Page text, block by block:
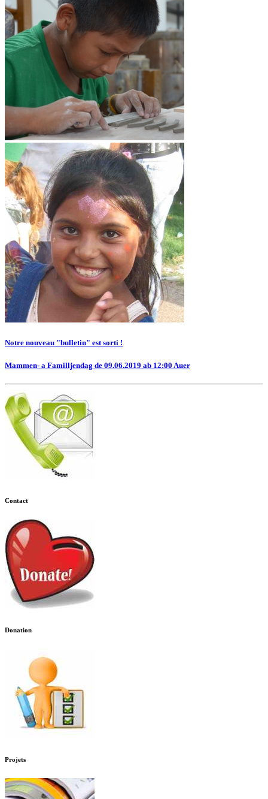
Notre nouveau "bulletin" est sorti !
Mammen- a Familljendag de 09.06.2019 ab 12:00 Auer
Contact
Donation
Projets